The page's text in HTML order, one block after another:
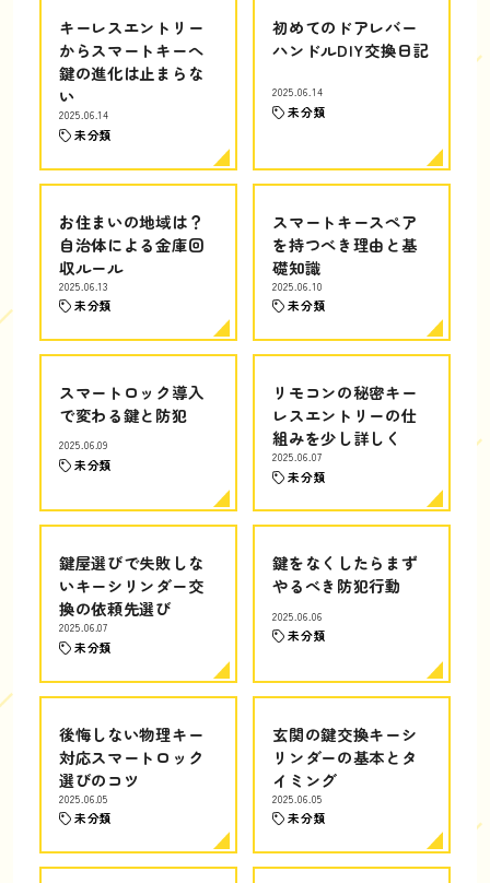
キーレスエントリー
からスマートキーへ
鍵の進化は止まらな
い
2025.06.14
未分類
初めてのドアレバー
ハンドルDIY交換日記
2025.06.14
未分類
お住まいの地域は？
自治体による金庫回
収ルール
2025.06.13
未分類
スマートキースペア
を持つべき理由と基
礎知識
2025.06.10
未分類
スマートロック導入
で変わる鍵と防犯
2025.06.09
未分類
リモコンの秘密キー
レスエントリーの仕
組みを少し詳しく
2025.06.07
未分類
鍵屋選びで失敗しな
いキーシリンダー交
換の依頼先選び
2025.06.07
未分類
鍵をなくしたらまず
やるべき防犯行動
2025.06.06
未分類
後悔しない物理キー
対応スマートロック
選びのコツ
2025.06.05
未分類
玄関の鍵交換キーシ
リンダーの基本とタ
イミング
2025.06.05
未分類